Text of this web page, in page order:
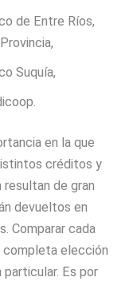
de Entre Ríos,
Suquía,
en la que
créditos y
de gran
devueltos en
Comparar cada
completa elección
particular. Es por